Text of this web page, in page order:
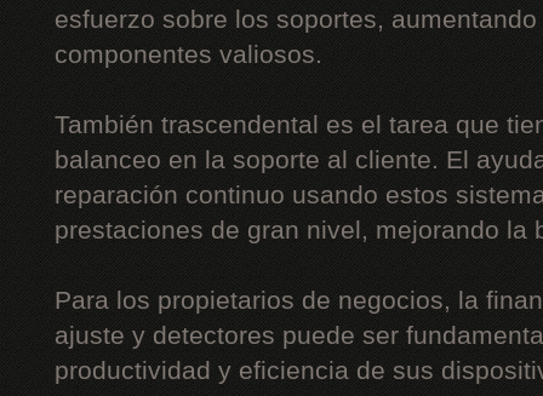
esfuerzo sobre los soportes,
componentes valiosos.
También trascendental es el tarea que
balanceo en la soporte al cliente. El
reparación continuo usando estos
prestaciones de gran nivel, mejorando la
Para los propietarios de negocios, la
ajuste y detectores puede ser
productividad y eficiencia de sus